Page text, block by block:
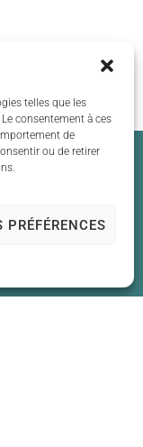
telles que les
consentement à ces
de
ou de retirer
PRÉFÉRENCES